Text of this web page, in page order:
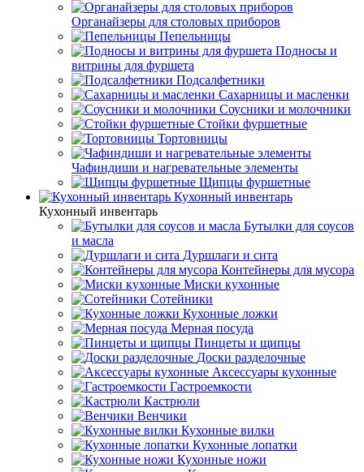
Органайзеры для столовых приборов
Пепельницы
Подносы и
витрины для фуршета
Подсалфетники
Сахарницы и масленки
Соусники и молочники
Стойки фуршетные
Тортовницы
Чафиндиши и нагревательные элементы
Щипцы фуршетные
Кухонный инвентарь
Кухонный инвентарь
Бутылки для соусов
и масла
Дуршлаги и сита
Контейнеры для мусора
Миски кухонные
Сотейники
Кухонные ложки
Мерная посуда
Пинцеты и щипцы
Доски разделочные
Аксессуары кухонные
Гастроемкости
Кастрюли
Венчики
Кухонные вилки
Кухонные лопатки
Кухонные ножи